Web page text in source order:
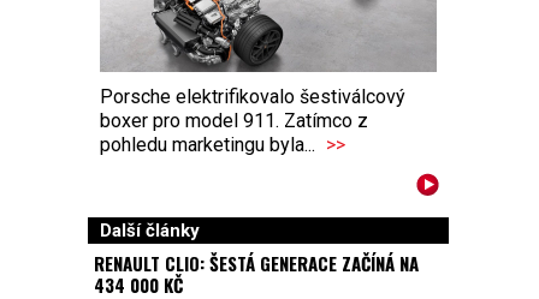
Porsche elektrifikovalo šestiválcový
boxer pro model 911. Zatímco z
pohledu marketingu byla... >>
Další články
RENAULT CLIO: ŠESTÁ GENERACE ZAČÍNÁ NA
434 000 KČ